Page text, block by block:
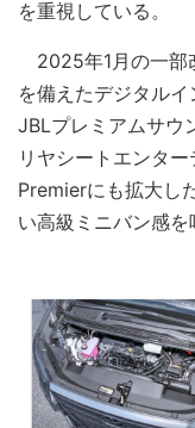
を重視している。
2025年1月の一部
を備えたデジタル
JBLプレミアムサウ
リヤシートエンタ
Premierにも拡大し
い高級ミニバン感を